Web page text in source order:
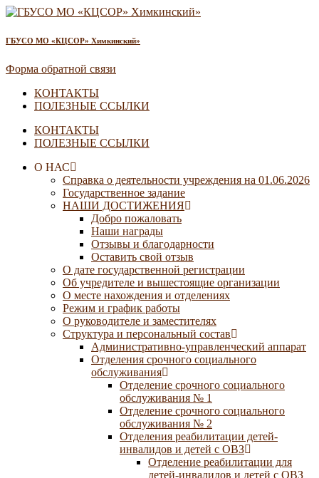
ГБУСО МО «КЦСОР» Химкинский»
Форма обратной связи
КОНТАКТЫ
ПОЛЕЗНЫЕ ССЫЛКИ
КОНТАКТЫ
ПОЛЕЗНЫЕ ССЫЛКИ
О НАС
Справка о деятельности учреждения на 01.06.2026
Государственное задание
НАШИ ДОСТИЖЕНИЯ
Добро пожаловать
Наши награды
Отзывы и благодарности
Оставить свой отзыв
О дате государственной регистрации
Об учредителе и вышестоящие организации
О месте нахождения и отделениях
Режим и график работы
О руководителе и заместителях
Структура и персональный состав
Административно-управленческий аппарат
Отделения срочного социального
обслуживания
Отделение срочного социального
обслуживания № 1
Отделение срочного социального
обслуживания № 2
Отделения реабилитации детей-
инвалидов и детей с ОВЗ
Отделение реабилитации для
детей-инвалидов и детей с ОВЗ